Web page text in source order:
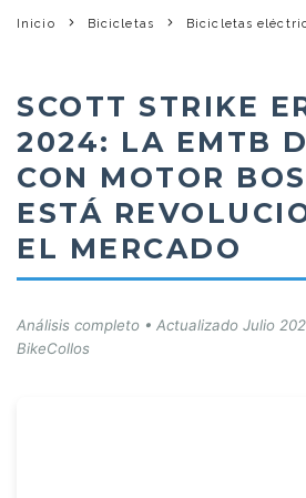
Inicio Bicicletas Bicicletas
SCOTT STRIKE
2024: LA EMTB
CON MOTOR
ESTÁ
EL MERCADO
Análisis completo • Actualizado Julio
BikeCollos